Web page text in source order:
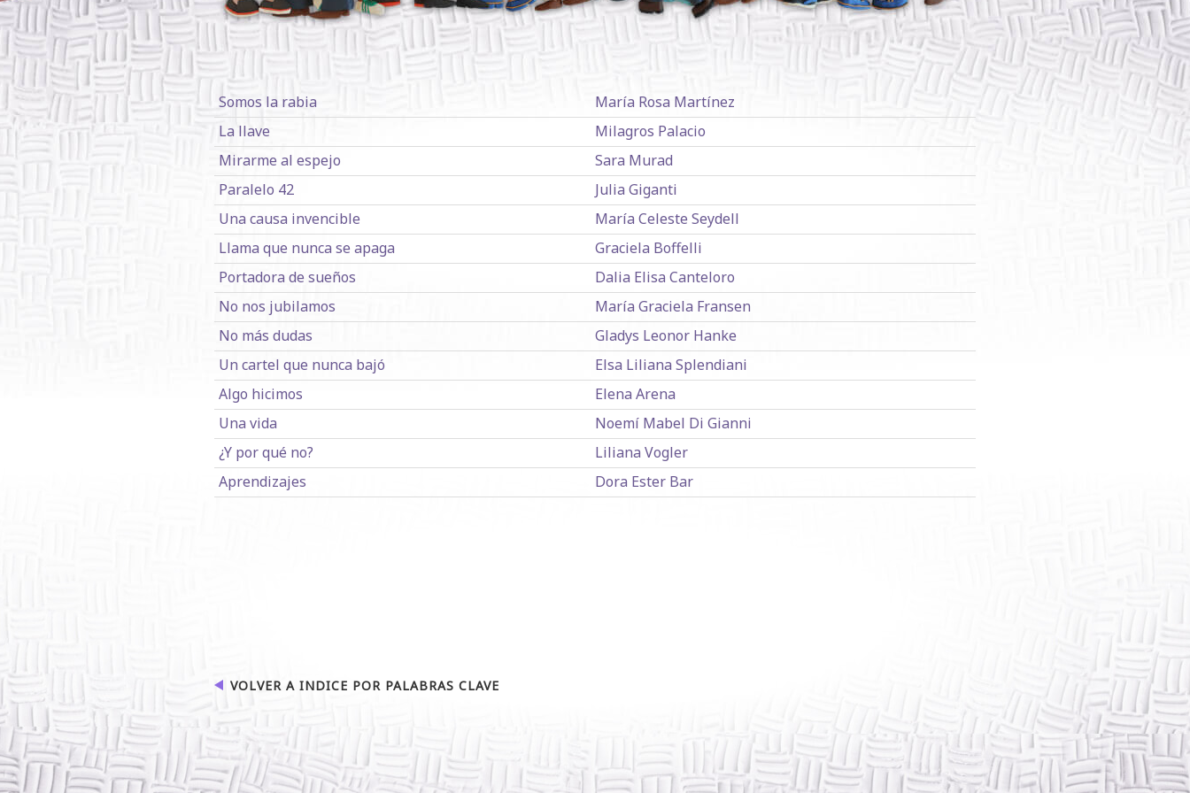
Somos la rabia
María Rosa Martínez
La llave
Milagros Palacio
Mirarme al espejo
Sara Murad
Paralelo 42
Julia Giganti
Una causa invencible
María Celeste Seydell
Llama que nunca se apaga
Graciela Boffelli
Portadora de sueños
Dalia Elisa Canteloro
No nos jubilamos
María Graciela Fransen
No más dudas
Gladys Leonor Hanke
Un cartel que nunca bajó
Elsa Liliana Splendiani
Algo hicimos
Elena Arena
Una vida
Noemí Mabel Di Gianni
¿Y por qué no?
Liliana Vogler
Aprendizajes
Dora Ester Bar
VOLVER A INDICE POR PALABRAS CLAVE